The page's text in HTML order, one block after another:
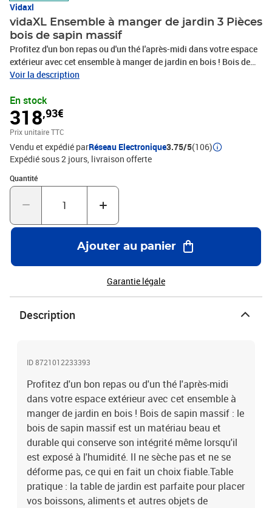
Vidaxl
vidaXL Ensemble à manger de jardin 3 Pièces
bois de sapin massif
Profitez d'un bon repas ou d'un thé l'après-midi dans votre espace
extérieur avec cet ensemble à manger de jardin en bois ! Bois de
sapin massif : le bois de sapin massif est un matériau beau et
l'humidité. Il ne sèche pas et ne se déforme pas, ce qui en fait un
choix fiable.Table pratique : la table de jardin est parfaite pour
placer vos boissons, aliments et autres objets de
décoration.Design attrayant : l’ensemble à manger d’extérieur
présente un design en forme de roue de chariot qui offre un
affichage accrocheur sous tous les angles. Bon à savoir :Pour que
vos meubles d'extérieur restent beaux, nous vous recommandons
de les protéger avec une housse imperméable.Table de jardin
:Matériau : bois massif de sapinDimensions : 115 x 55 x 65 cm (L x
115 x 28 x 39,5 cm (l x P x H)Hauteur du siège à partir du sol : 39,5
cmCapacité de charge maximale (par siège) : 110 kgAssemblage
requis : ouiLa livraison contient :2 x banc de jardin1 x table de
jardin
Voir la description
En stock
318,93€
Prix unitaire TTC
Vendu et expédié parRéseau Electronique3.75/5(106)
Expédié sous 2 jours livraison offerte
Quantité
Quantité : 1
Ajouter au panier
Garantie légale
Description
ID 8721012233393
Profitez d'un bon repas ou d'un thé l'après-midi
dans votre espace extérieur avec cet ensemble à
manger de jardin en bois ! Bois de sapin massif : le
bois de sapin massif est un matériau beau et
durable qui conserve son intégrité même lorsqu'il
est exposé à l'humidité. Il ne sèche pas et ne se
déforme pas, ce qui en fait un choix fiable.Table
pratique : la table de jardin est parfaite pour placer
vos boissons, aliments et autres objets de